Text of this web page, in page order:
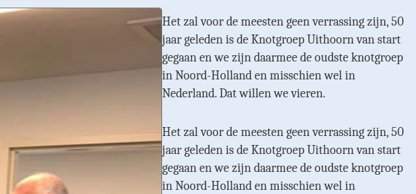
Het zal voor de meesten geen verrassing zijn, 50
jaar geleden is de Knotgroep Uithoorn van start
gegaan en we zijn daarmee de oudste knotgroep
in Noord-Holland en misschien wel in
Nederland. Dat willen we vieren.
Het zal voor de meesten geen verrassing zijn, 50
jaar geleden is de Knotgroep Uithoorn van start
gegaan en we zijn daarmee de oudste knotgroep
in Noord-Holland en misschien wel in